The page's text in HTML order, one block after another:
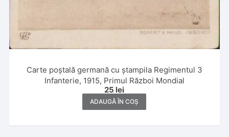
Carte poștală germană cu ștampila Regimentul 3
Infanterie, 1915, Primul Război Mondial
25 lei
ADAUGĂ ÎN COȘ